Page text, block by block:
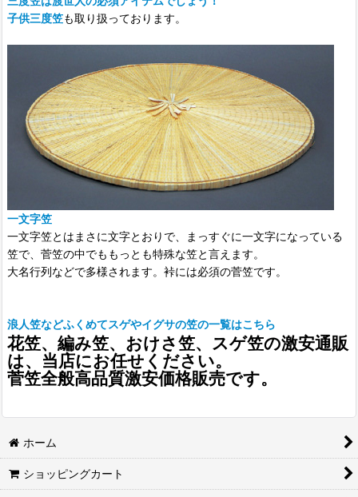
子供三度笠も取り扱っております。
一文字笠
一文字笠とはまさに文字とおりで、まっすぐに一文字になっている
笠で、菅笠の中でももっとも特殊な笠と言えます。
大名行列などで多様されます。裃には必須の菅笠です。
浪人笠などふくめてスゲやイグサの笠の一覧はこちら
花笠、編み笠、おけさ笠、スゲ笠の激安通販
は、当店にお任せください。
菅笠全般高品質激安価格販売です。
ホーム
ショッピングカート